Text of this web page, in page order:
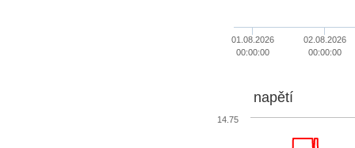
01.08.2026
00:00:00
02.08.2026
00:00:00
napětí
14.75